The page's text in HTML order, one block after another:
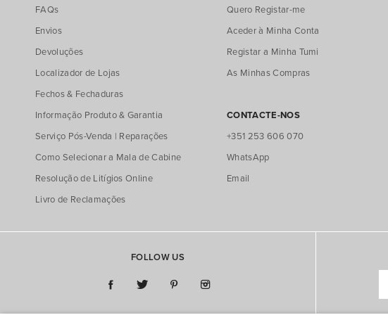
FAQs
Envios
Devoluções
Localizador de Lojas
Fechos & Fechaduras
Informação Produto & Garantia
Serviço Pós-Venda | Reparações
Como Selecionar a Mala de Cabine
Resolução de Litígios Online
Livro de Reclamações
Quero Registar-me
Aceder à Minha Conta
Registar a Minha Tumi
As Minhas Compras
CONTACTE-NOS
+351 253 606 070
WhatsApp
Email
FOLLOW US